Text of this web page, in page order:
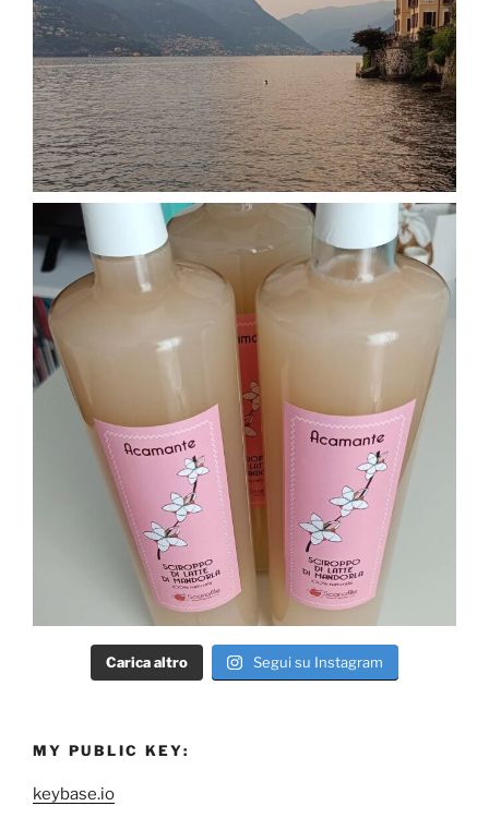
Carica altro Segui su Instagram
MY PUBLIC KEY:
keybase.io